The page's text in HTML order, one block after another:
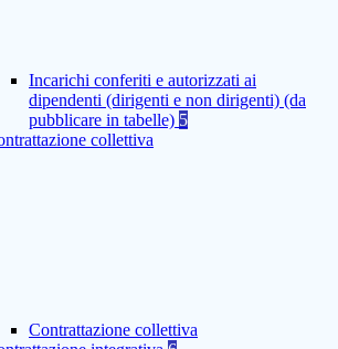
Incarichi conferiti e autorizzati ai
dipendenti (dirigenti e non dirigenti) (da
pubblicare in tabelle) 5
collettiva
Contrattazione collettiva